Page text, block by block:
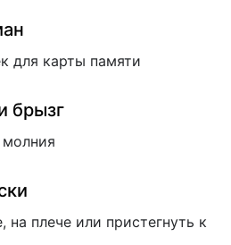
для карты памяти
брызг
плече или пристегнуть к